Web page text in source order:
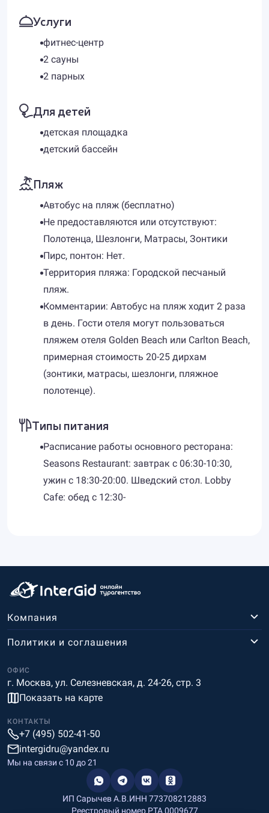
Услуги
фитнес-центр
2 сауны
2 парных
Для детей
детская площадка
детский бассейн
Пляж
Автобус на пляж (бесплатно)
Не предоставляются или отсутствуют:
Полотенца, Шезлонги, Матрасы, Зонтики
Пирс, понтон: Нет.
Территория пляжа: Городской песчаный
пляж.
Комментарии: Автобус на пляж ходит 2 раза
в день. Гости отеля могут пользоваться
пляжем отеля Golden Beach или Carlton Beach,
примерная стоимость 20-25 дирхам
(зонтики, матрасы, шезлонги, пляжное
полотенце).
Типы питания
Расписание работы основного ресторана:
Seasons Restaurant: завтрак с 06:30-10:30,
ужин с 18:30-20:00. Шведский стол. Lobby
Cafe: обед с 12:30-
Компания
ОФИС
г. Москва, ул. Селезневская, д. 24-26, стр. 3
Показать на карте
Политики и соглашения
КОНТАКТЫ
+7 (495) 502-41-50
intergidru@yandex.ru
Мы на связи c 10 до 21
ИП Сарычев А.В.ИНН 773708212883
Реестровый номер РТА 0009677